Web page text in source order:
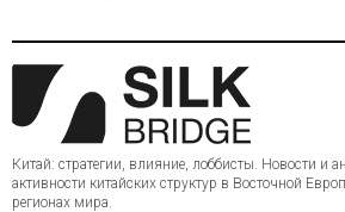
Китай: стратегии, влияние, лоббисты. Новости и
активности китайских структур в Восточной
регионах мира.